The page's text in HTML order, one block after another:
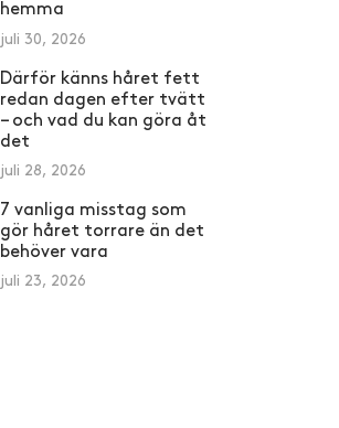
hemma
juli 30, 2026
Därför känns håret fett
redan dagen efter tvätt
– och vad du kan göra åt
det
juli 28, 2026
7 vanliga misstag som
gör håret torrare än det
behöver vara
juli 23, 2026